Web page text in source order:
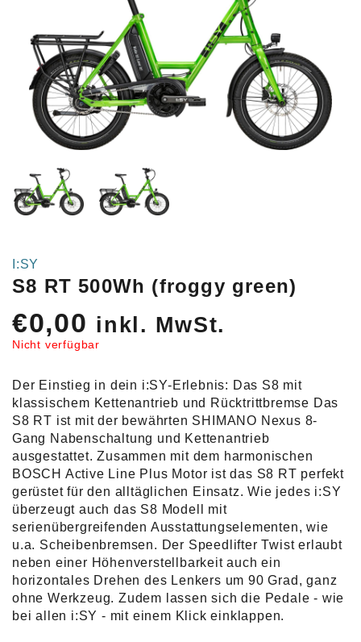
I:SY
S8 RT 500Wh (froggy green)
€0,00 inkl. MwSt.
Nicht verfügbar
Der Einstieg in dein i:SY-Erlebnis: Das S8 mit
klassischem Kettenantrieb und Rücktrittbremse Das
S8 RT ist mit der bewährten SHIMANO Nexus 8-
Gang Nabenschaltung und Kettenantrieb
ausgestattet. Zusammen mit dem harmonischen
BOSCH Active Line Plus Motor ist das S8 RT perfekt
gerüstet für den alltäglichen Einsatz. Wie jedes i:SY
überzeugt auch das S8 Modell mit
serienübergreifenden Ausstattungselementen, wie
u.a. Scheibenbremsen. Der Speedlifter Twist erlaubt
neben einer Höhenverstellbarkeit auch ein
horizontales Drehen des Lenkers um 90 Grad, ganz
ohne Werkzeug. Zudem lassen sich die Pedale - wie
bei allen i:SY - mit einem Klick einklappen.